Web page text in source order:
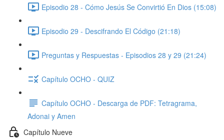
Episodio 28 - Cómo Jesús Se Convirtió En Dios (15:08)
Episodio 29 - Descifrando El Código (21:18)
Preguntas y Respuestas - Episodios 28 y 29 (21:24)
Capítulo OCHO - QUIZ
Capítulo OCHO - Descarga de PDF: Tetragrama,
Adonai y Amen
Capítulo Nueve